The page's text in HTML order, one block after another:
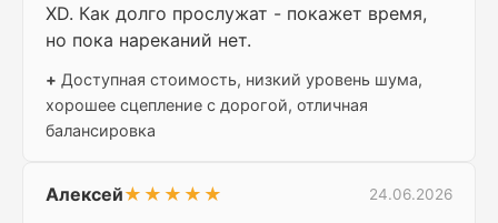
XD. Как долго прослужат - покажет время,
но пока нареканий нет.
+ Доступная стоимость, низкий уровень шума,
хорошее сцепление с дорогой, отличная
балансировка
Алексей★★★★★ 24.06.2026